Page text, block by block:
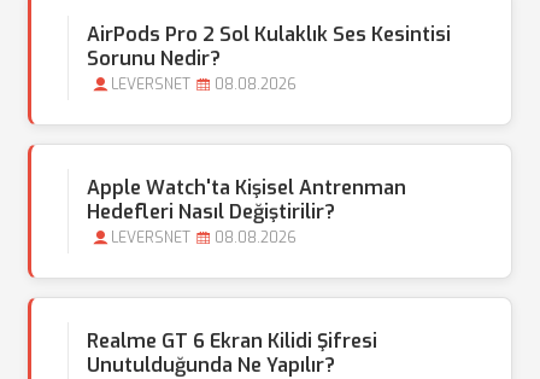
AirPods Pro 2 Sol Kulaklık Ses Kesintisi
Sorunu Nedir?
LEVERSNET 08.08.2026
Apple Watch'ta Kişisel Antrenman
Hedefleri Nasıl Değiştirilir?
LEVERSNET 08.08.2026
Realme GT 6 Ekran Kilidi Şifresi
Unutulduğunda Ne Yapılır?